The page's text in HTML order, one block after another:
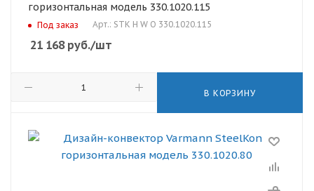
горизонтальная модель 330.1020.115
Под заказ Арт.: STK H W O 330.1020.115
21 168руб./шт
В КОРЗИНУ